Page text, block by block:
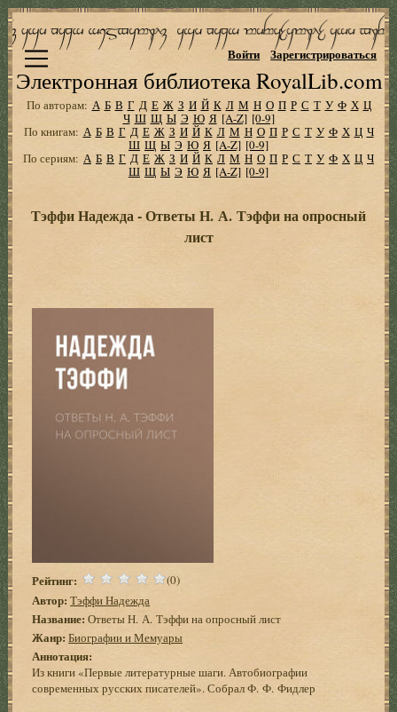
Электронная библиотека RoyalLib.com
Войти Зарегистрироваться
По авторам: А Б В Г Д Е Ж З И Й К Л М Н О П Р С Т У Ф Х Ц
Ч Ш Щ Ы Э Ю Я [A-Z] [0-9]
По книгам: А Б В Г Д Е Ж З И Й К Л М Н О П Р С Т У Ф Х Ц Ч
Ш Щ Ы Э Ю Я [A-Z] [0-9]
По сериям: А Б В Г Д Е Ж З И Й К Л М Н О П Р С Т У Ф Х Ц Ч
Ш Щ Ы Э Ю Я [A-Z] [0-9]
Тэффи Надежда - Ответы Н. А. Тэффи на опросный
лист
Рейтинг: (0)
Автор: Тэффи Надежда
Название: Ответы Н. А. Тэффи на опросный лист
Жанр: Биографии и Мемуары
Аннотация:
Из книги «Первые литературные шаги. Автобиографии
современных русских писателей». Собрал Ф. Ф. Фидлер